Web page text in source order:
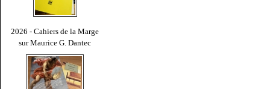
2026 - Cahiers de la Marge
sur Maurice G. Dantec